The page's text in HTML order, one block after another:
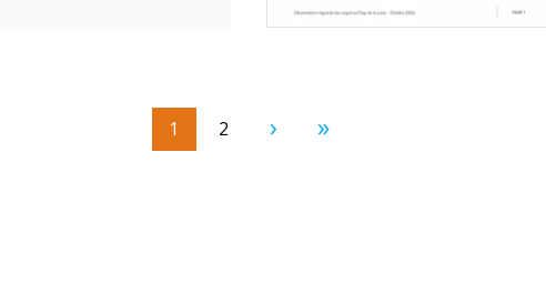
Page courante
1 Page
2 Page suivante
Dernière page